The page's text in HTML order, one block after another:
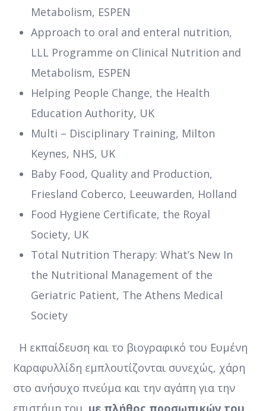
Metabolism, ESPEN
Approach to oral and enteral nutrition,
LLL Programme on Clinical Nutrition and
Metabolism, ESPEN
Helping People Change, the Health
Education Authority, UK
Multi – Disciplinary Training, Milton
Keynes, NHS, UK
Baby Food, Quality and Production,
Friesland Coberco, Leeuwarden, Holland
Food Hygiene Certificate, the Royal
Society, UK
Total Nutrition Therapy: What’s New In
the Nutritional Management of the
Geriatric Patient, The Athens Medical
Society
Η εκπαίδευση και το βιογραφικό του Ευμένη
Καραφυλλίδη εμπλουτίζονται συνεχώς, χάρη
στο ανήσυχο πνεύμα και την αγάπη για την